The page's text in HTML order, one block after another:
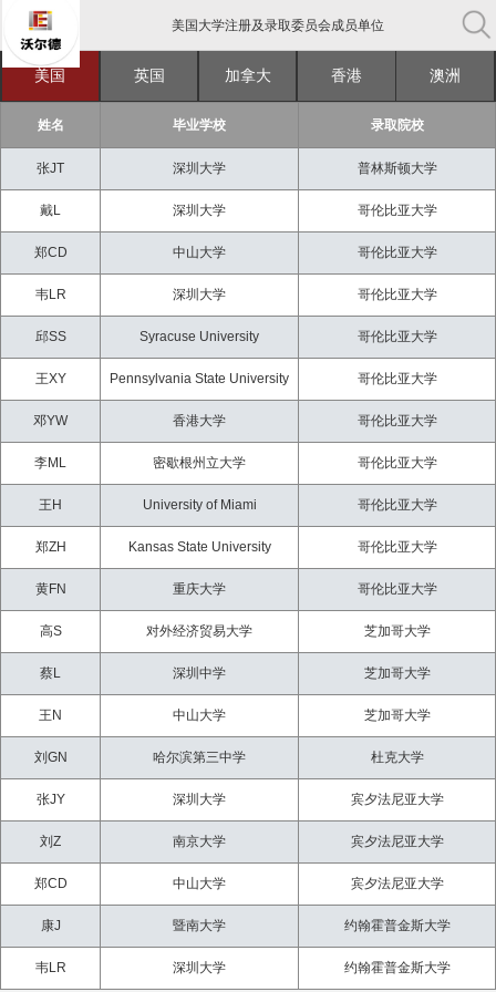
美国大学注册及录取委员会成员单位
中国教育部认证出国留学机构
中国留学行业协会常务理事单位
美国大学注册及录取委员会成员单位
美国 英国 加拿大 香港 澳洲
姓名 毕业学校 录取院校
张JT 深圳大学 普林斯顿大学
戴L 深圳大学 哥伦比亚大学
郑CD 中山大学 哥伦比亚大学
韦LR 深圳大学 哥伦比亚大学
邱SS Syracuse University 哥伦比亚大学
王XY Pennsylvania State University 哥伦比亚大学
邓YW 香港大学 哥伦比亚大学
李ML 密歇根州立大学 哥伦比亚大学
王H University of Miami 哥伦比亚大学
郑ZH Kansas State University 哥伦比亚大学
黄FN 重庆大学 哥伦比亚大学
高S 对外经济贸易大学 芝加哥大学
蔡L 深圳中学 芝加哥大学
王N 中山大学 芝加哥大学
刘GN 哈尔滨第三中学 杜克大学
张JY 深圳大学 宾夕法尼亚大学
刘Z 南京大学 宾夕法尼亚大学
郑CD 中山大学 宾夕法尼亚大学
康J 暨南大学 约翰霍普金斯大学
韦LR 深圳大学 约翰霍普金斯大学